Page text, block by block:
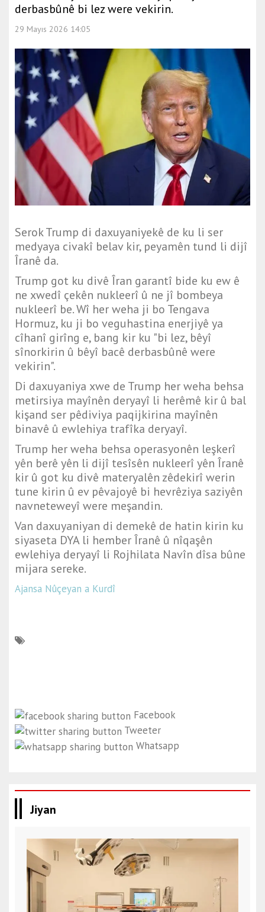
derbasbûnê bi lez were vekirin.
29 Mayıs 2026 14:05
Serok Trump di daxuyaniyekê de ku li ser
medyaya civakî belav kir, peyamên tund li dijî
Îranê da.
Trump got ku divê Îran garantî bide ku ew ê
ne xwedî çekên nukleerî û ne jî bombeya
nukleerî be. Wî her weha ji bo Tengava
Hormuz, ku ji bo veguhastina enerjiyê ya
cîhanî girîng e, bang kir ku "bi lez, bêyî
sînorkirin û bêyî bacê derbasbûnê were
vekirin".
Di daxuyaniya xwe de Trump her weha behsa
metirsiya mayînên deryayî li herêmê kir û bal
kişand ser pêdiviya paqijkirina mayînên
binavê û ewlehiya trafîka deryayî.
Trump her weha behsa operasyonên leşkerî
yên berê yên li dijî tesîsên nukleerî yên Îranê
kir û got ku divê materyalên zêdekirî werin
tune kirin û ev pêvajoyê bi hevrêziya saziyên
navneteweyî were meşandin.
Van daxuyaniyan di demekê de hatin kirin ku
siyaseta DYA li hember Îranê û nîqaşên
ewlehiya deryayî li Rojhilata Navîn dîsa bûne
mijara sereke.
Ajansa Nûçeyan a Kurdî
Facebook
Tweeter
Whatsapp
Jiyan